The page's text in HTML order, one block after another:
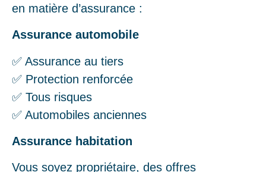
en matière d’assurance :
Assurance automobile
✅ Assurance au tiers
✅ Protection renforcée
✅ Tous risques
✅ Automobiles anciennes
Assurance habitation
Vous soyez propriétaire, des offres